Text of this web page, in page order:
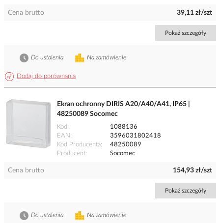
Cena brutto 39,11 zł/szt
Pokaż szczegóły
Dodaj do porównania
Na zamówienie
Do ustalenia
Ekran ochronny DIRIS A20/A40/A41, IP65 |
48250089 Socomec
Kod
1088136
EAN
3596031802418
Kod Producenta
48250089
Producent
Socomec
Cena brutto 154,93 zł/szt
Pokaż szczegóły
Na zamówienie
Do ustalenia